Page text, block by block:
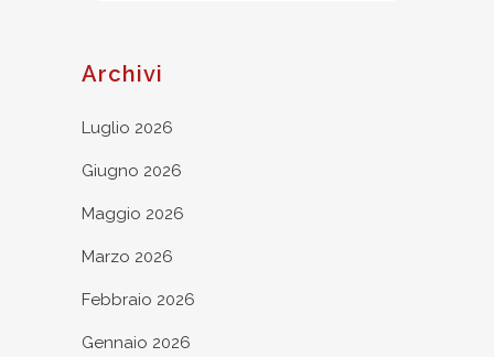
Archivi
Luglio 2026
Giugno 2026
Maggio 2026
Marzo 2026
Febbraio 2026
Gennaio 2026